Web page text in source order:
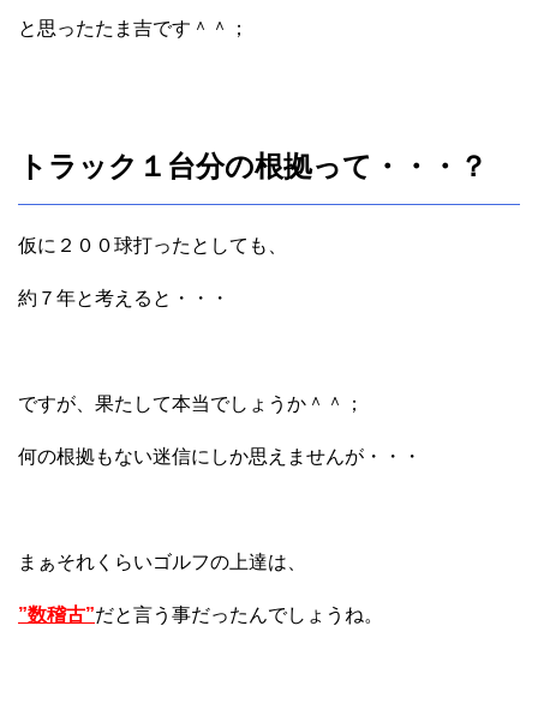
と思ったたま吉です＾＾；
トラック１台分の根拠って・・・？
仮に２００球打ったとしても、
約７年と考えると・・・
ですが、果たして本当でしょうか＾＾；
何の根拠もない迷信にしか思えませんが・・・
まぁそれくらいゴルフの上達は、
”数稽古”だと言う事だったんでしょうね。